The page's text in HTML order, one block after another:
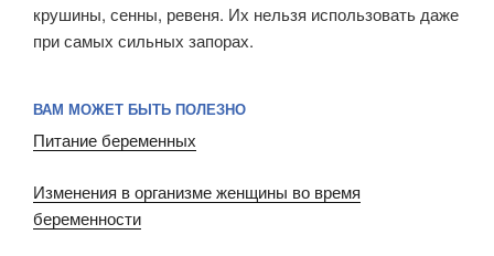
крушины, сенны, ревеня. Их нельзя использовать даже
при самых сильных запорах.
ВАМ МОЖЕТ БЫТЬ ПОЛЕЗНО
Питание беременных
Изменения в организме женщины во время
беременности